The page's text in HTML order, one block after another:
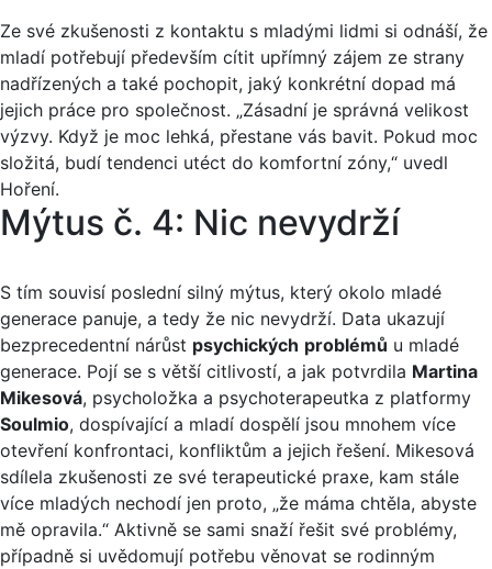
Ze své zkušenosti z kontaktu s mladými lidmi si odnáší, že
mladí potřebují především cítit upřímný zájem ze strany
nadřízených a také pochopit, jaký konkrétní dopad má
jejich práce pro společnost. „Zásadní je správná velikost
výzvy. Když je moc lehká, přestane vás bavit. Pokud moc
složitá, budí tendenci utéct do komfortní zóny,“ uvedl
Hoření.
Mýtus č. 4: Nic nevydrží
S tím souvisí poslední silný mýtus, který okolo mladé
generace panuje, a tedy že nic nevydrží. Data ukazují
bezprecedentní nárůst psychických problémů u mladé
generace. Pojí se s větší citlivostí, a jak potvrdila Martina
Mikesová, psycholožka a psychoterapeutka z platformy
Soulmio, dospívající a mladí dospělí jsou mnohem více
otevření konfrontaci, konfliktům a jejich řešení. Mikesová
sdílela zkušenosti ze své terapeutické praxe, kam stále
více mladých nechodí jen proto, „že máma chtěla, abyste
mě opravila.“ Aktivně se sami snaží řešit své problémy,
případně si uvědomují potřebu věnovat se rodinným